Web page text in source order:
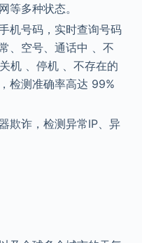
等多种状态。
机号码，实时查询号码
、空号、通话中 、不
机 、停机 、不存在的
检测准确率高达 99%
欺诈，检测异常IP、异